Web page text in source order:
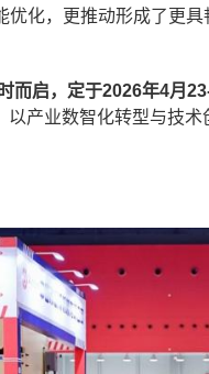
化，更推动形成了更
而启，定于2026年4月
以产业数智化转型与技